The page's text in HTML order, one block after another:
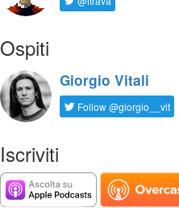
Ospiti
Giorgio Vitali
Follow @giorgio__vit
Iscriviti